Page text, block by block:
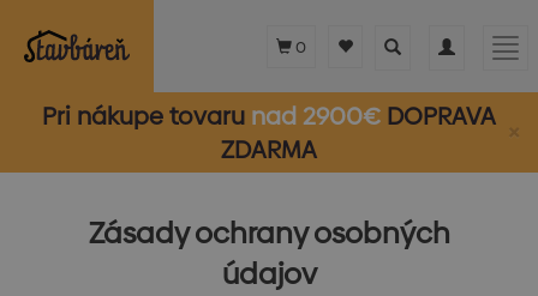
Pri nákupe tovaru nad 2900€ DOPRAVA
ZDARMA
Toggle
Toggle
0
Zásady ochrany osobných
údajov